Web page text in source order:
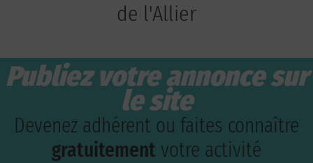
de l'Allier
Publiez votre annonce sur
le site
Devenez adhérent ou faites connaître
gratuitement votre activité